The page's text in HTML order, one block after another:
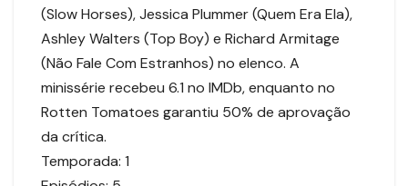
(Slow Horses), Jessica Plummer (Quem Era Ela),
Ashley Walters (Top Boy) e Richard Armitage
(Não Fale Com Estranhos) no elenco. A
minissérie recebeu 6.1 no IMDb, enquanto no
Rotten Tomatoes garantiu 50% de aprovação
da crítica.
Temporada: 1